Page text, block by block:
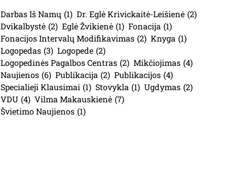
Darbas Iš Namų (1) Dr. Eglė Krivickaitė-Leišienė (2)
Dvikalbystė (2) Eglė Žvikienė (1) Fonacija (1)
Fonacijos Intervalų Modifikavimas (2) Knyga (1)
Logopedas (3) Logopede (2)
Logopedinės Pagalbos Centras (2) Mikčiojimas (4)
Naujienos (6) Publikacija (2) Publikacijos (4)
Specialieji Klausimai (1) Stovykla (1) Ugdymas (2)
VDU (4) Vilma Makauskienė (7)
Švietimo Naujienos (1)